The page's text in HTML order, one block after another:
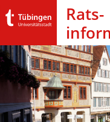
Rats­